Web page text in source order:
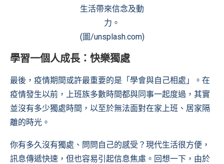
生活帶來信念及動
力。
(圖/unsplash.com)
學習一個人成長：快樂獨處
最後，疫情期間或許最重要的是「學會與自己相處」。在
疫情發生以前，上班族多數時間都與同事一起度過，其實
並沒有多少獨處時間，以至於無法面對在家上班、居家隔
離的時光。
你有多久沒有獨處、問問自己的感受？現代生活很方便，
訊息傳遞快速，但也容易引起信息焦慮。回想一下，由於